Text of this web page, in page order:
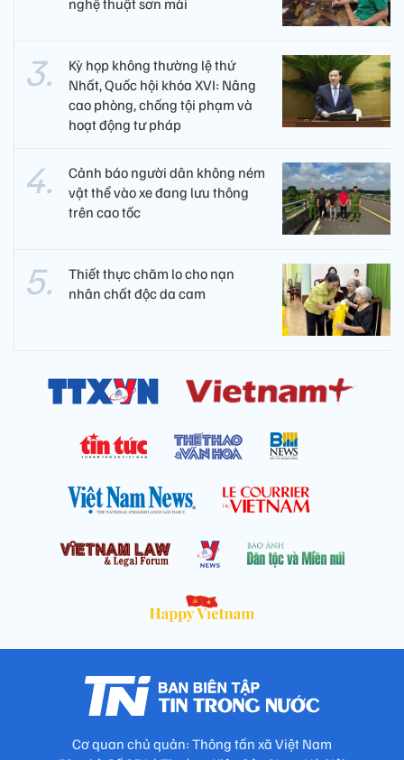
Kỳ họp không thường lệ thứ
Nhất, Quốc hội khóa XVI: Nâng
cao phòng, chống tội phạm và
hoạt động tư pháp
Cảnh báo người dân không ném
vật thể vào xe đang lưu thông
trên cao tốc
Thiết thực chăm lo cho nạn
nhân chất độc da cam
Cơ quan chủ quản: Thông tấn xã Việt Nam